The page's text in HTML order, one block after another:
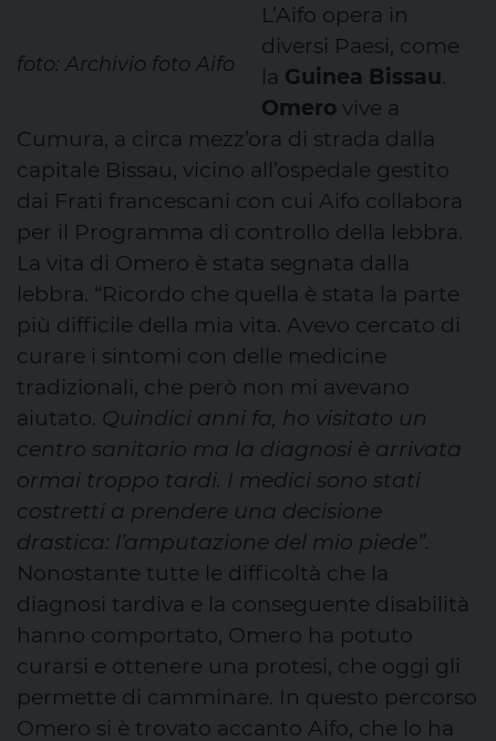
foto: Archivio foto Aifo
L’Aifo opera in
diversi Paesi, come
la Guinea Bissau.
Omero vive a
Cumura, a circa mezz’ora di strada dalla
capitale Bissau, vicino all’ospedale gestito
dai Frati francescani con cui Aifo collabora
per il Programma di controllo della lebbra.
La vita di Omero è stata segnata dalla
lebbra. “Ricordo che quella è stata la parte
più difficile della mia vita. Avevo cercato di
curare i sintomi con delle medicine
tradizionali, che però non mi avevano
aiutato. Quindici anni fa, ho visitato un
centro sanitario ma la diagnosi è arrivata
ormai troppo tardi. I medici sono stati
costretti a prendere una decisione
drastica: l’amputazione del mio piede”.
Nonostante tutte le difficoltà che la
diagnosi tardiva e la conseguente disabilità
hanno comportato, Omero ha potuto
curarsi e ottenere una protesi, che oggi gli
permette di camminare. In questo percorso
Omero si è trovato accanto Aifo, che lo ha